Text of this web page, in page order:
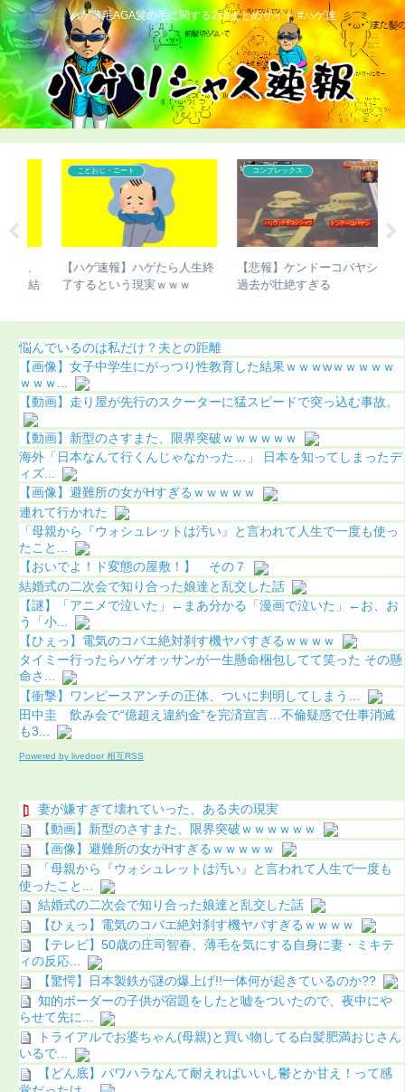
ハゲ薄毛AGA髪の毛に関する2chまとめサイト #ハゲ速
こどおじ・ニート
【ハゲ速報】ハゲたら人生終
了するという現実ｗｗｗ
コンプレックス
【悲報】ケンドーコバヤシの
過去が壮絶すぎる
悩んでいるのは私だけ？夫との距離
【画像】女子中学生にがっつり性教育した結果ｗｗｗwｗｗｗｗｗ
ｗｗｗ...
【動画】走り屋が先行のスクーターに猛スピードで突っ込む事故。
【動画】新型のさすまた、限界突破ｗｗｗｗｗｗ
海外「日本なんて行くんじゃなかった…」 日本を知ってしまったデ
ィズ...
【画像】避難所の女がHすぎるｗｗｗｗｗ
連れて行かれた
「母親から『ウォシュレットは汚い』と言われて人生で一度も使っ
たこと...
【おいでよ！ド変態の屋敷！】 その７
結婚式の二次会で知り合った娘達と乱交した話
【謎】「アニメで泣いた」←まあ分かる「漫画で泣いた」←お、お
う「小...
【ひぇっ】電気のコバエ絶対刹す機ヤバすぎるｗｗｗｗ
タイミー行ったらハゲオッサンが一生懸命梱包してて笑った その懸
命さ...
【衝撃】ワンピースアンチの正体、ついに判明してしまう…
田中圭 飲み会で“億超え違約金”を完済宣言…不倫疑惑で仕事消滅
も3...
Powered by livedoor 相互RSS
妻が嫌すぎて壊れていった、ある夫の現実
【動画】新型のさすまた、限界突破ｗｗｗｗｗｗ
【画像】避難所の女がHすぎるｗｗｗｗｗ
「母親から『ウォシュレットは汚い』と言われて人生で一度も
使ったこと...
結婚式の二次会で知り合った娘達と乱交した話
【ひぇっ】電気のコバエ絶対刹す機ヤバすぎるｗｗｗｗ
【テレビ】50歳の庄司智春、薄毛を気にする自身に妻・ミキテ
ィの反応...
【驚愕】日本製鉄が謎の爆上げ!!一体何が起きているのか??
知的ボーダーの子供が宿題をしたと嘘をついたので、夜中にや
らせて先に...
トライアルでお婆ちゃん(母親)と買い物してる白髪肥満おじさん
いるで...
【どん底】パワハラなんて耐えればいいし鬱とか甘え！って感